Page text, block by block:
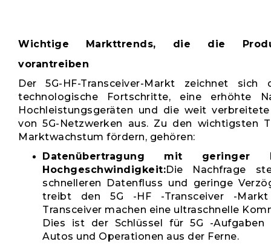
Wichtige Markttrends, die die
vorantreiben
Der 5G-HF-Transceiver-Markt zeichnet sich
technologische Fortschritte, eine erhöhte
Hochleistungsgeräten und die weit
von 5G-Netzwerken aus. Zu den wichtigsten
Marktwachstum fördern, gehören:
Datenübertragung mit geringer
Hochgeschwindigkeit:Die Nachfrage
schnelleren Datenfluss und geringe
treibt den 5G -HF -Transceiver -
Transceiver machen eine ultraschnelle
Dies ist der Schlüssel für 5G -Aufgaben
Autos und Operationen aus der Ferne.